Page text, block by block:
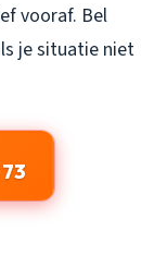
vooraf. Bel
je situatie niet